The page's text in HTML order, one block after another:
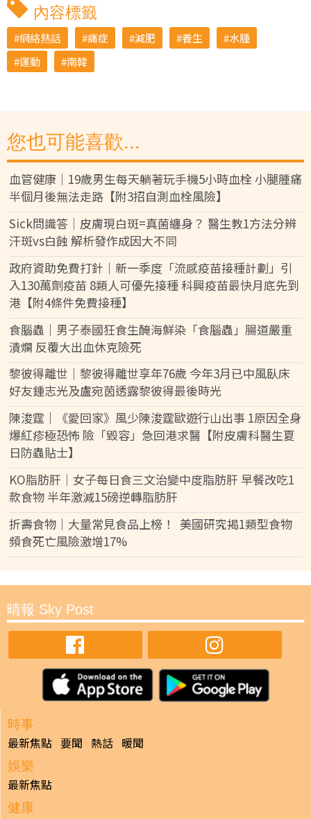
內容標籤
網絡熱話 痛症 減肥 養生
水腫
運動
南韓
您也可能喜歡...
血管健康｜19歲男生每天躺著玩手機5小時血栓 小腿腫痛
半個月後無法走路【附3招自測血栓風險】
Sick問識答｜皮膚現白斑=真菌纏身？ 醫生教1方法分辨
汗斑vs白蝕 解析發作成因大不同
政府資助免費打針｜新一季度「流感疫苗接種計劃」引
入130萬劑疫苗 8類人可優先接種 科興疫苗最快月底先到
港【附4條件免費接種】
食腦蟲｜男子泰國狂食生醃海鮮染「食腦蟲」腸道嚴重
潰爛 反覆大出血休克險死
黎彼得離世｜黎彼得離世享年76歲 今年3月已中風臥床
好友鍾志光及盧宛茵透露黎彼得最後時光
陳浚霆｜《愛回家》風少陳浚霆歐遊行山出事 1原因全身
爆紅疹極恐怖 險「毀容」急回港求醫【附皮膚科醫生夏
日防蟲貼士】
KO脂肪肝｜女子每日食三文治變中度脂肪肝 早餐改吃1
款食物 半年激減15磅逆轉脂肪肝
折壽食物｜大量常見食品上榜！ 美國研究揭1類型食物
頻食死亡風險激增17%
晴報 Sky Post
時事
最新焦點 要聞 熱話 暖聞
娛樂
最新焦點
健康